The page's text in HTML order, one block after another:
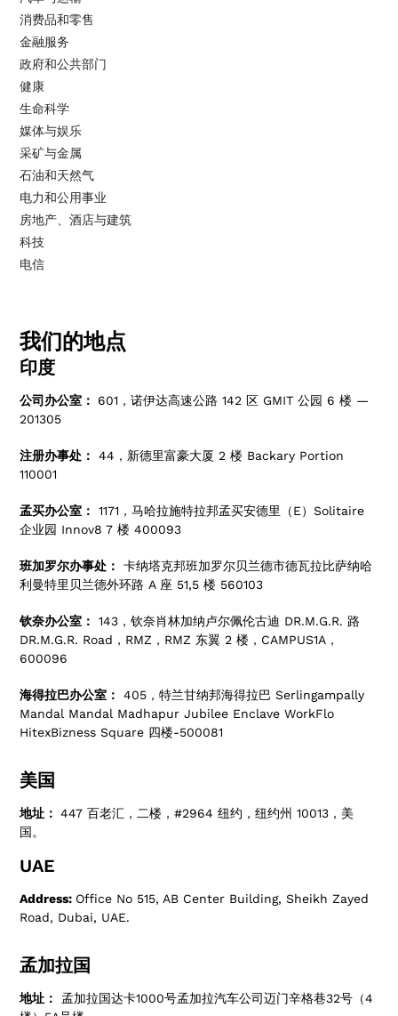
消费品和零售
金融服务
政府和公共部门
健康
生命科学
媒体与娱乐
采矿与金属
石油和天然气
电力和公用事业
房地产、酒店与建筑
科技
电信
我们的地点
印度
公司办公室： 601，诺伊达高速公路 142 区 GMIT 公园 6 楼 —
201305
注册办事处：
44，新德里富豪大厦 2 楼 Backary Portion
110001
孟买办公室：
1171，马哈拉施特拉邦孟买安德里（E）Solitaire
企业园 Innov8 7 楼 400093
班加罗尔办事处：
卡纳塔克邦班加罗尔贝兰德市德瓦拉比萨纳哈
利曼特里贝兰德外环路 A 座 51,5 楼 560103
钦奈办公室：
143，钦奈肖林加纳卢尔佩伦古迪 DR.M.G.R. 路
DR.M.G.R. Road，RMZ，RMZ 东翼 2 楼，CAMPUS1A，
600096
海得拉巴办公室：
405，特兰甘纳邦海得拉巴 Serlingampally
Mandal Mandal Madhapur Jubilee Enclave WorkFlo
HitexBizness Square 四楼-500081
美国
地址：447 百老汇，二楼，#2964 纽约，纽约州 10013，美
国。
UAE
Address: Office No 515, AB Center Building, Sheikh Zayed
Road, Dubai, UAE.
孟加拉国
地址：
孟加拉国达卡1000号孟加拉汽车公司迈门辛格巷32号（4